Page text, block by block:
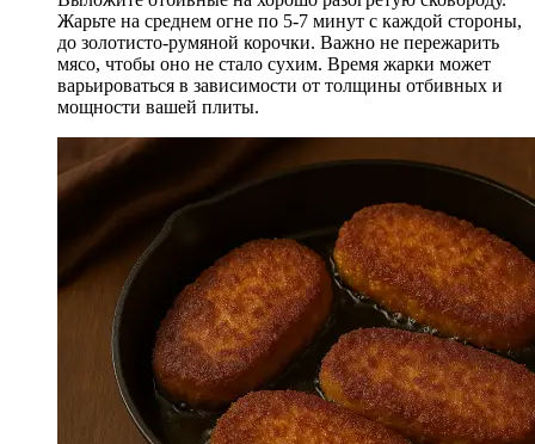
Жарьте на среднем огне по 5-7 минут с каждой стороны,
до золотисто-румяной корочки. Важно не пережарить
мясо, чтобы оно не стало сухим. Время жарки может
варьироваться в зависимости от толщины отбивных и
мощности вашей плиты.